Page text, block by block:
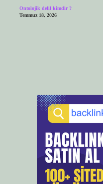
Ontolojik delil kimdir ?
Temmuz 18, 2026